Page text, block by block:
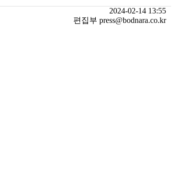
2024-02-14 13:55
편집부 press@bodnara.co.kr